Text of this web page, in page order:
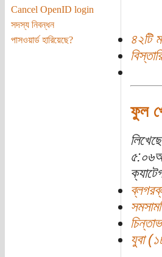
Cancel OpenID login
সদস্য নিবন্ধন
পাসওয়ার্ড হারিয়েছে?
৪২টি
ফুল
যুবা